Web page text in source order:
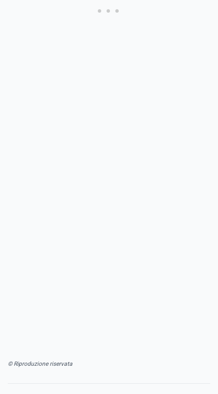
© Riproduzione riservata